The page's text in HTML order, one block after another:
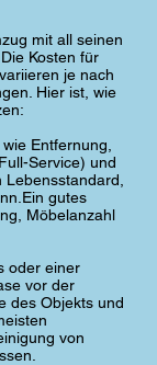
mit all seinen
Kosten für
je nach
Hier ist, wie
Entfernung,
Service) und
gutes
Möbelanzahl
oder einer
vor der
des Objekts und
von